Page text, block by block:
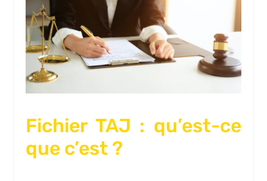
Fichier TAJ : qu’est-ce
que c’est ?